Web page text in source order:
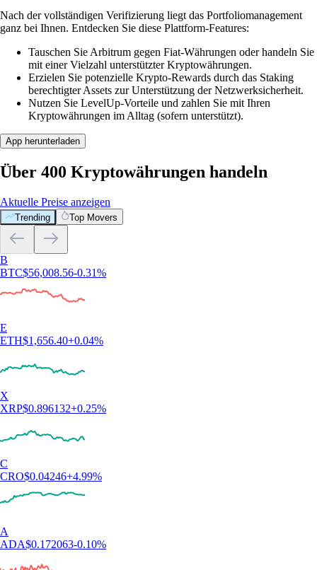
Nach der vollständigen Verifizierung liegt das Portfoliomanagement
ganz bei Ihnen. Entdecken Sie diese Plattform-Features:
Tauschen Sie Arbitrum gegen Fiat-Währungen oder handeln Sie
mit einer Vielzahl unterstützter Kryptowährungen.
Erzielen Sie potenzielle Krypto-Rewards durch das Staking
berechtigter Assets zur Unterstützung der Netzwerksicherheit.
Nutzen Sie LevelUp-Vorteile und zahlen Sie mit Ihren
Kryptowährungen im Alltag (sofern unterstützt).
App herunterladen
Über 400 Kryptowährungen handeln
Aktuelle Preise anzeigen
Trending Top Movers
B
BTC$56,008.56-0.31%
E
ETH$1,656.40+0.04%
X
XRP$0.896132+0.25%
C
CRO$0.04246+4.99%
A
ADA$0.172063-0.10%